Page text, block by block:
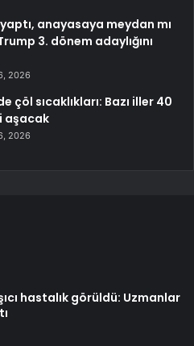
yaptı, anayasaya meydan mı
3. dönem adaylığını
2026
çöl sıcaklıkları: Bazı iller 40
aşacak
2026
hastalık görüldü: Uzmanlar